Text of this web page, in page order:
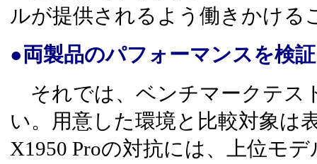
ルが提供されるよう働きかける
●両製品のパフォーマンスを検証
それでは、ベンチマークテス
い。用意した環境と比較対象は
X1950 Proの対抗には、上位モデ